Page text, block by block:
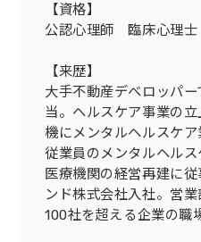
【資格】
公認心理師 臨床心理士
【来歴】
大手不動産デベロッパ
当。ヘルスケア事業の
機にメンタルヘルスケア
従業員のメンタルヘルス
医療機関の経営再建に
ンド株式会社入社。営業
100社を超える企業の職